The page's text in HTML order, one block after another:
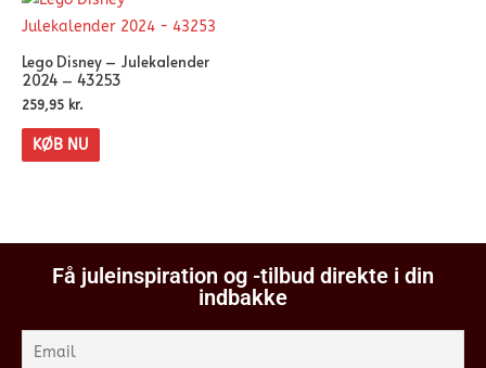
Lego Disney – Julekalender
2024 – 43253
259,95 kr.
KØB NU
Få juleinspiration og -tilbud direkte i din
indbakke